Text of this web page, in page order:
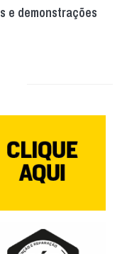
e demonstrações